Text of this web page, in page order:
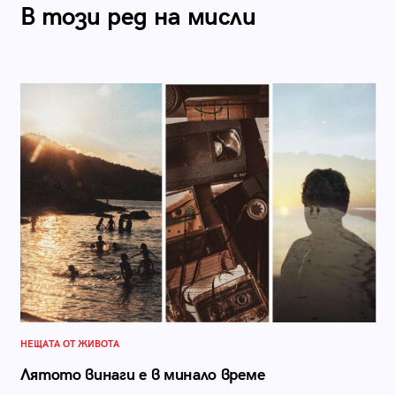
В този ред на мисли
НЕЩАТА ОТ ЖИВОТА
Лятото винаги е в минало време